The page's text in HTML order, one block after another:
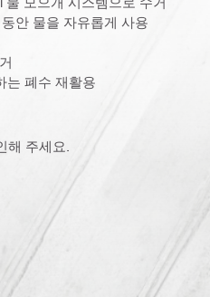
안 물을 자유롭게 사용
는 폐수 재활용
주세요.